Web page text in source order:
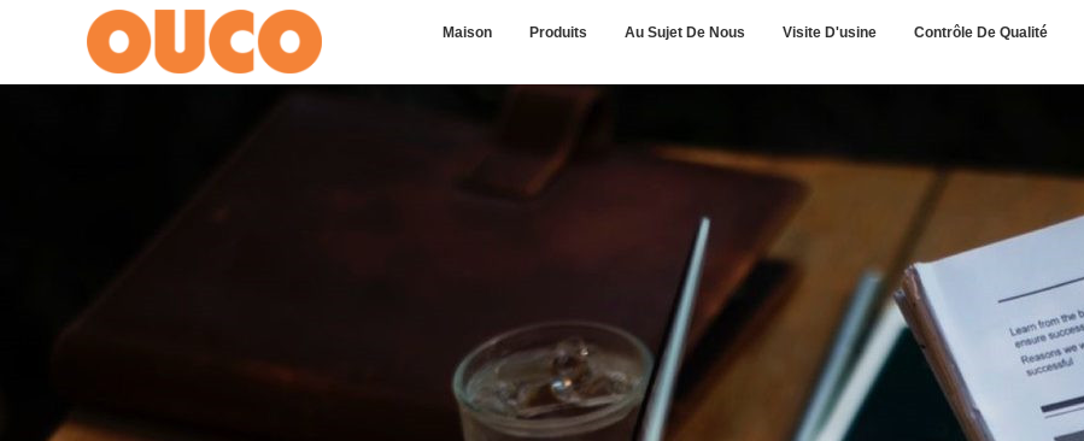
Maison Produits Au Sujet De Nous Visite D'usine Contrôle De Qualité